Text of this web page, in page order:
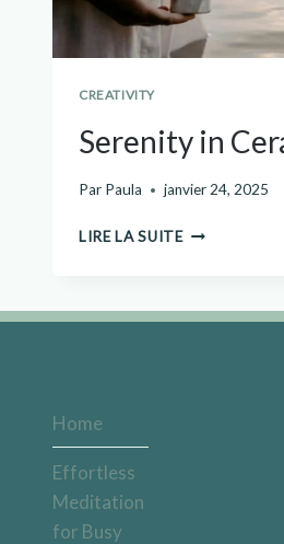
CREATIVITY
Serenity in
Par Paula janvier 24, 2025
LIRE LA SUITE
Home
Effortless
Meditation
for Busy